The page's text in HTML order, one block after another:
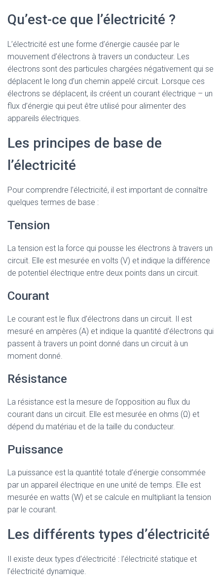
Qu’est-ce que l’électricité ?
L’électricité est une forme d’énergie causée par le
mouvement d’électrons à travers un conducteur. Les
électrons sont des particules chargées négativement qui se
déplacent le long d’un chemin appelé circuit. Lorsque ces
électrons se déplacent, ils créent un courant électrique – un
flux d’énergie qui peut être utilisé pour alimenter des
appareils électriques.
Les principes de base de
l’électricité
Pour comprendre l’électricité, il est important de connaître
quelques termes de base :
Tension
La tension est la force qui pousse les électrons à travers un
circuit. Elle est mesurée en volts (V) et indique la différence
de potentiel électrique entre deux points dans un circuit.
Courant
Le courant est le flux d’électrons dans un circuit. Il est
mesuré en ampères (A) et indique la quantité d’électrons qui
passent à travers un point donné dans un circuit à un
moment donné.
Résistance
La résistance est la mesure de l’opposition au flux du
courant dans un circuit. Elle est mesurée en ohms (Ω) et
dépend du matériau et de la taille du conducteur.
Puissance
La puissance est la quantité totale d’énergie consommée
par un appareil électrique en une unité de temps. Elle est
mesurée en watts (W) et se calcule en multipliant la tension
par le courant.
Les différents types d’électricité
Il existe deux types d’électricité : l’électricité statique et
l’électricité dynamique.